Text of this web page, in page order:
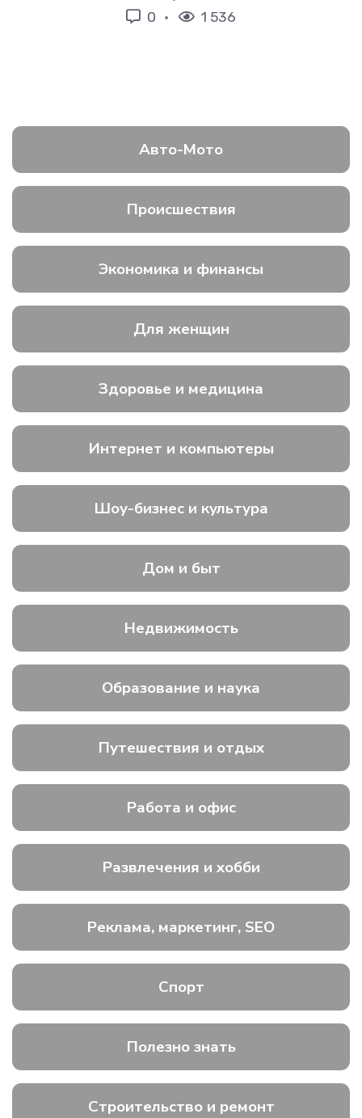
0 1 536
Авто-Мото
Происшествия
Экономика и финансы
Для женщин
Здоровье и медицина
Интернет и компьютеры
Шоу-бизнес и культура
Дом и быт
Недвижимость
Образование и наука
Путешествия и отдых
Работа и офис
Развлечения и хобби
Реклама, маркетинг, SEO
Спорт
Полезно знать
Строительство и ремонт